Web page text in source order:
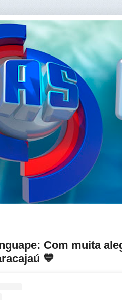
Com muita
💙